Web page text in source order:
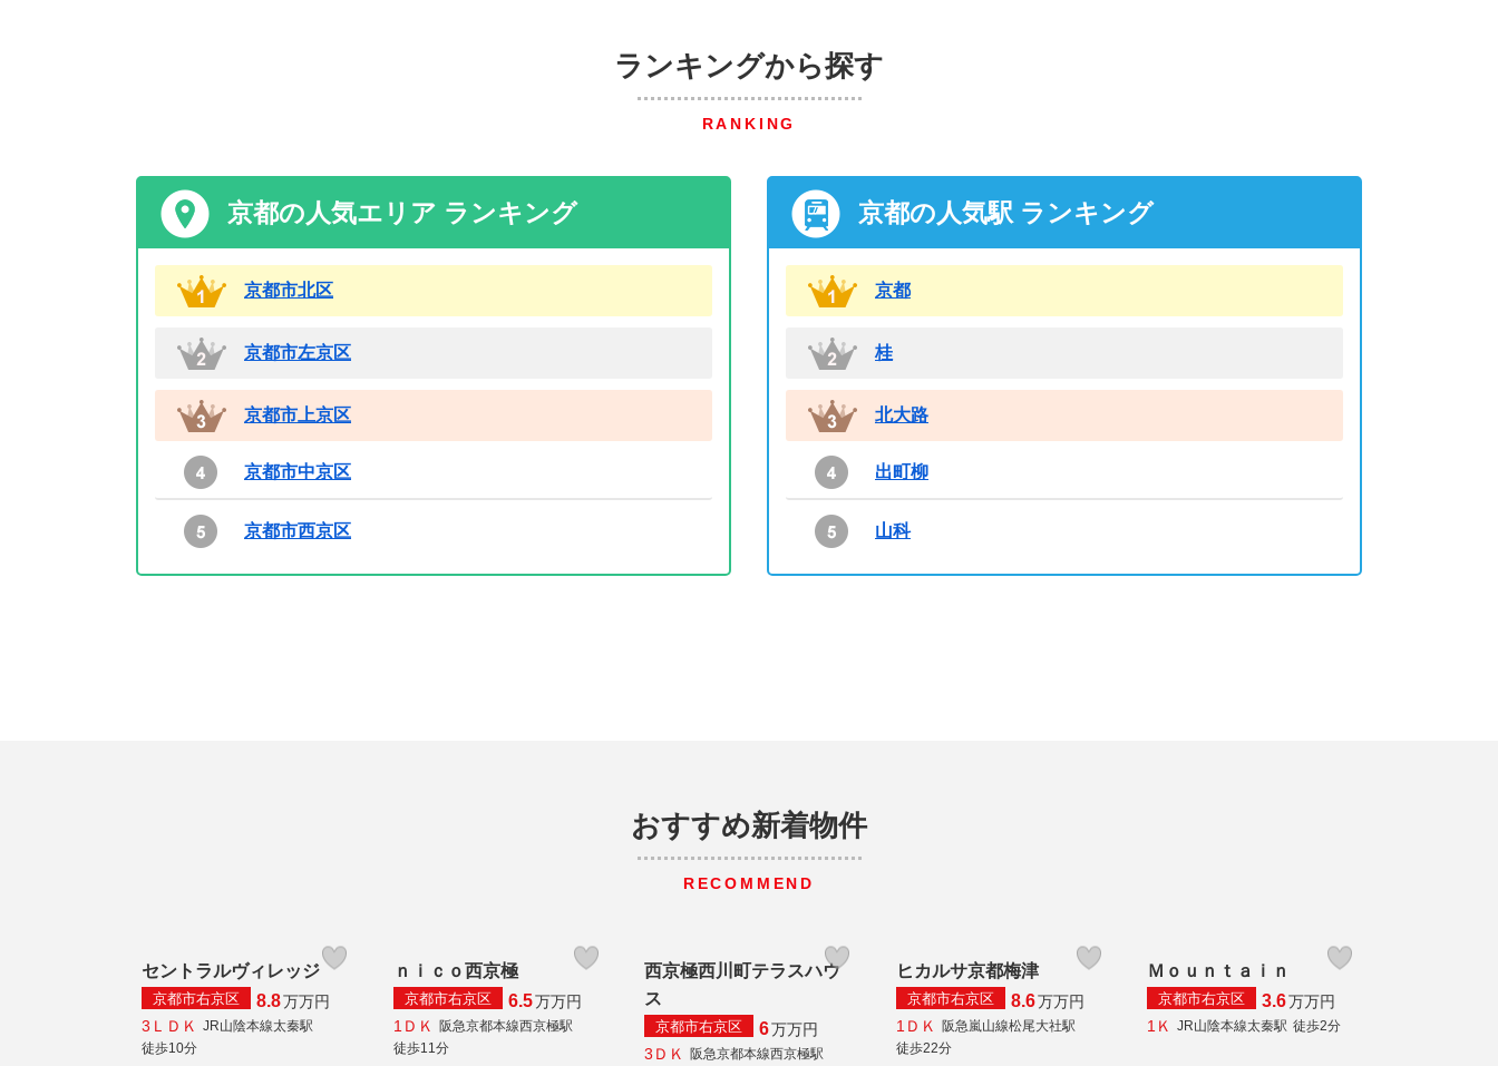
ランキングから探す
RANKING
京都の人気エリア ランキング
京都市北区
京都市左京区
京都市上京区
京都市中京区
京都市西京区
京都の人気駅 ランキング
京都
桂
北大路
出町柳
山科
おすすめ新着物件
RECOMMEND
セントラルヴィレッジ
京都市右京区 8.8万万円
3ＬＤＫ
JR山陰本線太秦駅
徒歩10分
ｎｉｃｏ西京極
京都市右京区 6.5万万円
1ＤＫ
阪急京都本線西京極駅
徒歩11分
西京極西川町テラスハウ
ス
京都市右京区 6万万円
3ＤＫ
阪急京都本線西京極駅
ヒカルサ京都梅津
京都市右京区 8.6万万円
1ＤＫ
阪急嵐山線松尾大社駅
徒歩22分
Ｍｏｕｎｔａｉｎ
京都市右京区 3.6万万円
1Ｋ
JR山陰本線太秦駅 徒歩2分